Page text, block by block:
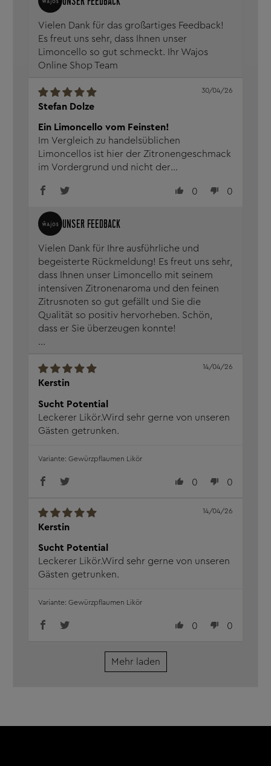
Vielen Dank für das großartiges Feedback!
Es freut uns sehr, dass Ihnen unser
Limoncello so gut schmeckt. Ihr Wajos
Online Shop Team
Stefan Dolze
30/04/26
Ein Limoncello vom Feinsten!
Im Vergleich zu handelsüblichen
Limoncellos ist hier der Zitronengeschmack
im Vordergrund und nicht der
kann die Limmettenschalen förmlich auf der
0 0
Vielen Dank für Ihre ausführliche und
begeisterte Rückmeldung! Es freut uns sehr,
dass Ihnen unser Limoncello mit seinem
intensiven Zitronenaroma und den feinen
Zitrusnoten so gut gefällt und Sie die
Qualität so positiv hervorheben. Schön,
dass er Sie überzeugen konnte!
...
Kerstin
14/04/26
Sucht Potential
Leckerer Likör.Wird sehr gerne von unseren
Gästen getrunken.
0 0
Gewürzpflaumen Likör
Kerstin
14/04/26
Sucht Potential
Leckerer Likör.Wird sehr gerne von unseren
Gästen getrunken.
0 0
Gewürzpflaumen Likör
Mehr laden